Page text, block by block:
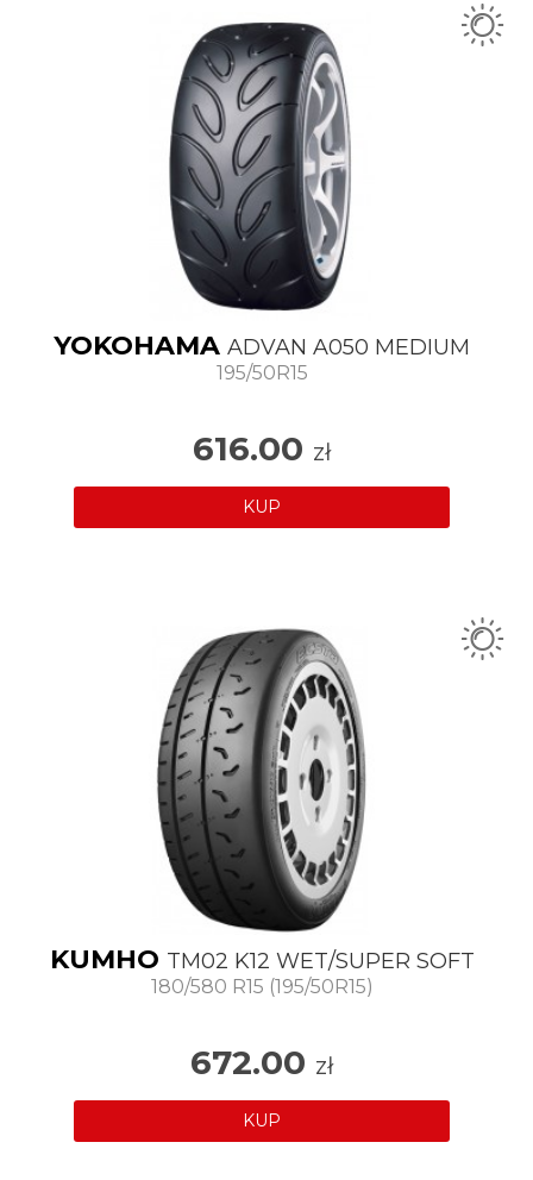
YOKOHAMA ADVAN A050 MEDIUM
195/50R15
616.00 zł
KUP
KUMHO TM02 K12 WET/SUPER SOFT
180/580 R15 (195/50R15)
672.00 zł
KUP